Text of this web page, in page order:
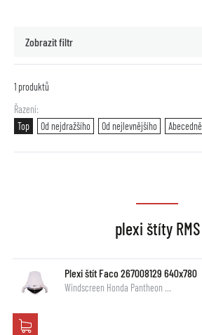
Zobrazit filtr
1 produktů
Řazení
Top
Od nejdražšího Od nejlevnějšího Abecedně
plexi štíty RMS
Plexi štít Faco 267008129 640x780
Windscreen Honda Pantheon …